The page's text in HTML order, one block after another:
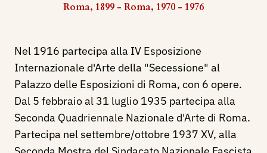
Roma, 1899 - Roma, 1970 - 1976
Nel 1916 partecipa alla IV Esposizione
Internazionale d'Arte della "Secessione" al
Palazzo delle Esposizioni di Roma, con 6 opere.
Dal 5 febbraio al 31 luglio 1935 partecipa alla
Seconda Quadriennale Nazionale d'Arte di Roma.
Partecipa nel settembre/ottobre 1937 XV, alla